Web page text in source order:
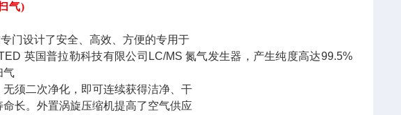
气)
门设计了安全、高效、方便的专用于
英国普拉勒科技有限公司LC/MS 氮气发生器，产生纯度高达99.5%
气
须二次净化，即可连续获得洁净、干
长。外置涡旋压缩机提高了空气供应